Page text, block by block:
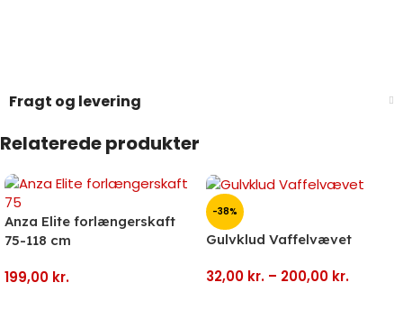
Fragt og levering
Relaterede produkter
Anza Elite forlængerskaft
75-118 cm
199,00 kr.
-38%
Gulvklud Vaffelvævet
32,00 kr. – 200,00 kr.